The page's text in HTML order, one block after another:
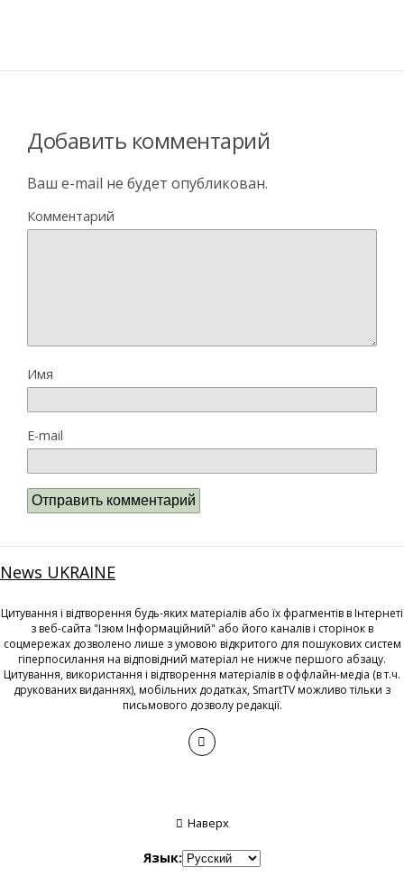
Добавить комментарий
Ваш e-mail не будет опубликован.
Комментарий
Имя
E-mail
News UKRAINE
Цитування і відтворення будь-яких матеріалів або їх фрагментів в Інтернеті
з веб-сайта "Ізюм Інформаційний" або його каналів і сторінок в
соцмережах дозволено лише з умовою відкритого для пошукових систем
гіперпосилання на відповідний матеріал не нижче першого абзацу.
Цитування, використання і відтворення матеріалів в оффлайн-медіа (в т.ч.
друкованих виданнях), мобільних додатках, SmartTV можливо тільки з
письмового дозволу редакції.
Наверх
Язык: